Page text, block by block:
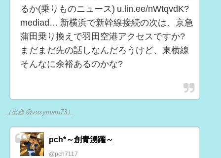
るか(乗りものニュース) u.lin.ee/nWtqvdK?
mediad… 新横浜で新幹線接続の次は、京急
蒲田乗り換えで羽田空港アクセスですか?
まだまだ先の話しなんだろうけど、東横線
そんなに余裕あるのかな?
（出典 @voxymaru73）
pch*～創青湧躍～
@pch7117